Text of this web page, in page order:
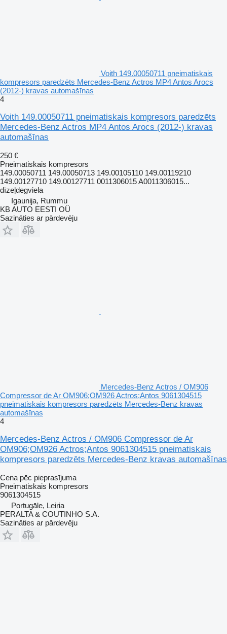
Voith 149.00050711 pneimatiskais
kompresors paredzēts Mercedes-Benz Actros MP4 Antos Arocs
(2012-) kravas automašīnas
4
Voith 149.00050711 pneimatiskais kompresors paredzēts
Mercedes-Benz Actros MP4 Antos Arocs (2012-) kravas
automašīnas
250 €
Pneimatiskais kompresors
149.00050711 149.00050713 149.00105110 149.00119210
149.00127710 149.00127711 0011306015 A0011306015...
dīzeļdegviela
Igaunija, Rummu
KB AUTO EESTI OÜ
Sazināties ar pārdevēju
Mercedes-Benz Actros / OM906
Compressor de Ar OM906;OM926 Actros;Antos 9061304515
pneimatiskais kompresors paredzēts Mercedes-Benz kravas
automašīnas
4
Mercedes-Benz Actros / OM906 Compressor de Ar
OM906;OM926 Actros;Antos 9061304515 pneimatiskais
kompresors paredzēts Mercedes-Benz kravas automašīnas
Cena pēc pieprasījuma
Pneimatiskais kompresors
9061304515
Portugāle, Leiria
PERALTA & COUTINHO S.A.
Sazināties ar pārdevēju